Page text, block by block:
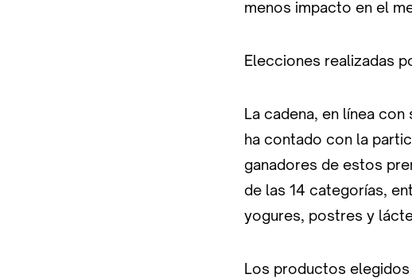
menos impacto en el
Elecciones realizadas
La cadena, en línea
ha contado con la
ganadores de estos
de las 14 categorías,
yogures, postres y
Los productos